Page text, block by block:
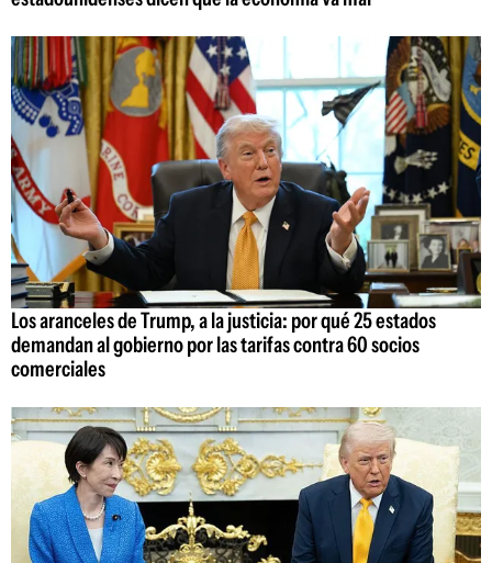
Los aranceles de Trump, a la justicia: por qué 25 estados
demandan al gobierno por las tarifas contra 60 socios
comerciales